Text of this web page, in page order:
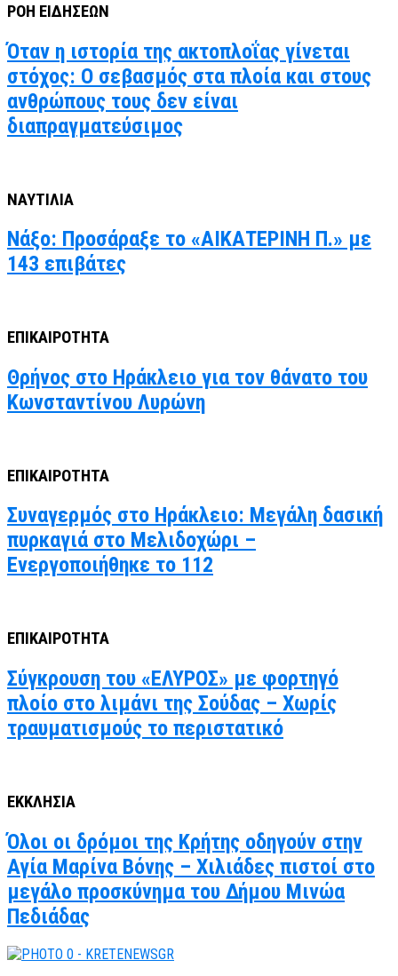
ΡΟΗ ΕΙΔΗΣΕΩΝ
Όταν η ιστορία της ακτοπλοΐας γίνεται
στόχος: Ο σεβασμός στα πλοία και στους
ανθρώπους τους δεν είναι
διαπραγματεύσιμος
ΝΑΥΤΙΛΙΑ
Νάξο: Προσάραξε το «ΑΙΚΑΤΕΡΙΝΗ Π.» με
143 επιβάτες
ΕΠΙΚΑΙΡΟΤΗΤΑ
Θρήνος στο Ηράκλειο για τον θάνατο του
Κωνσταντίνου Λυρώνη
ΕΠΙΚΑΙΡΟΤΗΤΑ
Συναγερμός στο Ηράκλειο: Μεγάλη δασική
πυρκαγιά στο Μελιδοχώρι –
Ενεργοποιήθηκε το 112
ΕΠΙΚΑΙΡΟΤΗΤΑ
Σύγκρουση του «ΕΛΥΡΟΣ» με φορτηγό
πλοίο στο λιμάνι της Σούδας – Χωρίς
τραυματισμούς το περιστατικό
ΕΚΚΛΗΣΙΑ
Όλοι οι δρόμοι της Κρήτης οδηγούν στην
Αγία Μαρίνα Βόνης – Χιλιάδες πιστοί στο
μεγάλο προσκύνημα του Δήμου Μινώα
Πεδιάδας